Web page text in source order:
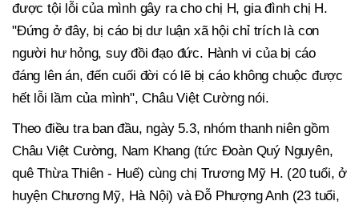
được tội lỗi của mình gây ra cho chị H, gia đình chị H.
"Đứng ở đây, bị cáo bị dư luận xã hội chỉ trích là con
người hư hỏng, suy đồi đạo đức. Hành vi của bị cáo
đáng lên án, đến cuối đời có lẽ bị cáo không chuộc được
hết lỗi lầm của mình", Châu Việt Cường nói.
Theo điều tra ban đầu, ngày 5.3, nhóm thanh niên gồm
Châu Việt Cường, Nam Khang (tức Đoàn Quý Nguyên,
quê Thừa Thiên - Huế) cùng chị Trương Mỹ H. (20 tuổi, ở
huyện Chương Mỹ, Hà Nội) và Đỗ Phượng Anh (23 tuổi,